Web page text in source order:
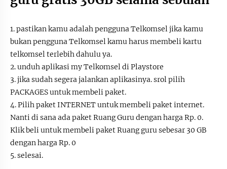
1. pastikan kamu adalah pengguna Telkomsel jika kamu
bukan pengguna Telkomsel kamu harus membeli kartu
telkomsel terlebih dahulu ya.
2. unduh aplikasi my Telkomsel di Playstore
3. jika sudah segera jalankan aplikasinya. srol pilih
PACKAGES untuk membeli paket.
4. Pilih paket INTERNET untuk membeli paket internet.
Nanti di sana ada paket Ruang Guru dengan harga Rp. 0.
Klik beli untuk membeli paket Ruang guru sebesar 30 GB
dengan harga Rp. 0
5. selesai.